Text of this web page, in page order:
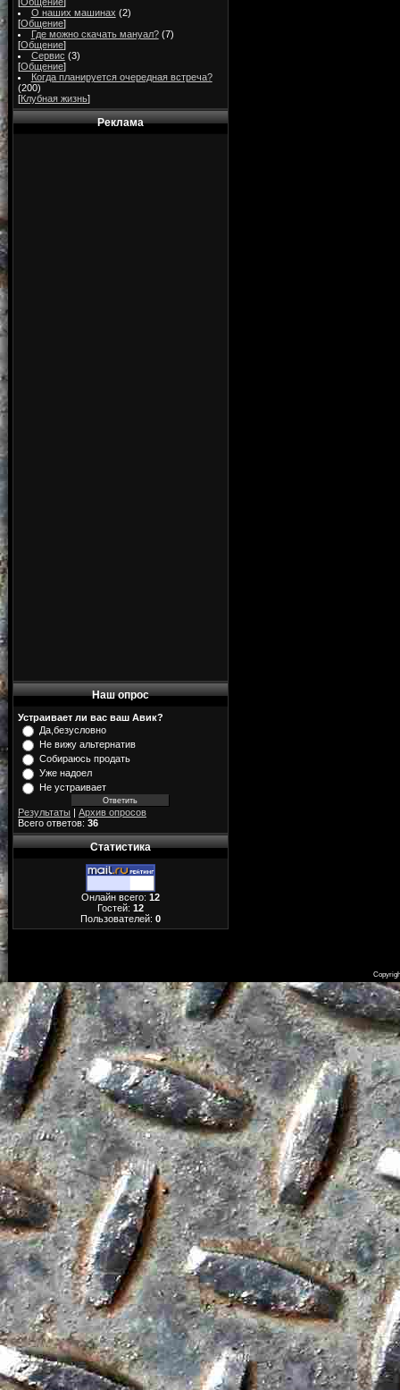
О наших машинах (2)
[Общение]
Где можно скачать мануал? (7)
[Общение]
Сервис (3)
[Общение]
Когда планируется очередная встреча?
(200)
[Клубная жизнь]
Реклама
Наш опрос
Устраивает ли вас ваш Авик?
Да,безусловно
Не вижу альтернатив
Собираюсь продать
Уже надоел
Не устраивает
Результаты | Архив опросов
Всего ответов: 36
Статистика
Онлайн всего: 12
Гостей: 12
Пользователей: 0